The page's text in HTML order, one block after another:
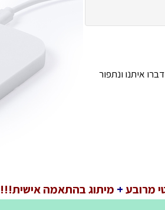
איתנו ונתפור
מרובע+ מיתוג בהתאמה אישית!!!